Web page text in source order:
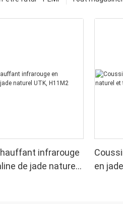
infrarouge
de jade naturel
en